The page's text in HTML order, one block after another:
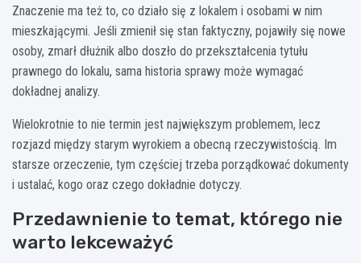
Znaczenie ma też to, co działo się z lokalem i osobami w nim
mieszkającymi. Jeśli zmienił się stan faktyczny, pojawiły się nowe
osoby, zmarł dłużnik albo doszło do przekształcenia tytułu
prawnego do lokalu, sama historia sprawy może wymagać
dokładnej analizy.
Wielokrotnie to nie termin jest największym problemem, lecz
rozjazd między starym wyrokiem a obecną rzeczywistością. Im
starsze orzeczenie, tym częściej trzeba porządkować dokumenty
i ustalać, kogo oraz czego dokładnie dotyczy.
Przedawnienie to temat, którego nie
warto lekceważyć